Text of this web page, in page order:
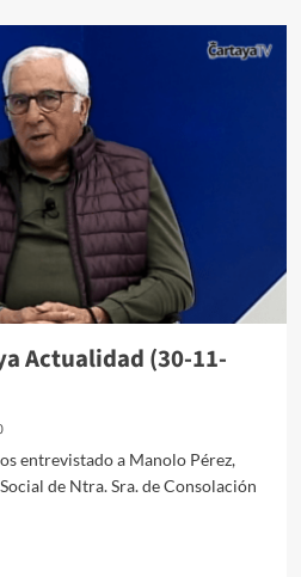
Actualidad (30-11-
entrevistado a Manolo Pérez,
de Ntra. Sra. de Consolación